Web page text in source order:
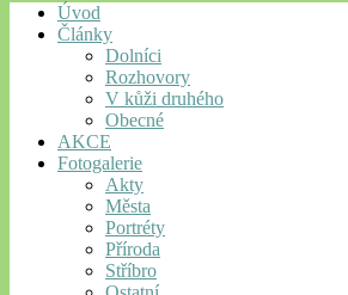
Úvod
Články
Dolníci
Rozhovory
V kůži druhého
Obecné
AKCE
Fotogalerie
Akty
Města
Portréty
Příroda
Stříbro